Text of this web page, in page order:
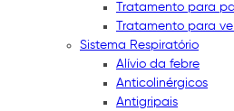
Tratamento para
Tratamento para
Sistema Respiratório
Alívio da febre
Anticolinérgicos
Antigripais